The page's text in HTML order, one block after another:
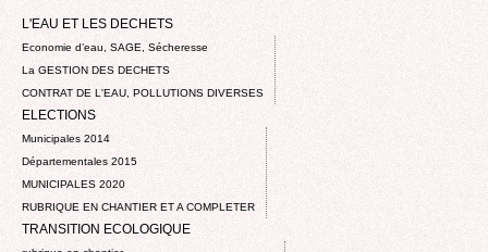
L'EAU ET LES DECHETS
Economie d’eau, SAGE, Sécheresse
La GESTION DES DECHETS
CONTRAT DE L'EAU, POLLUTIONS DIVERSES
ELECTIONS
Municipales 2014
Départementales 2015
MUNICIPALES 2020
RUBRIQUE EN CHANTIER ET A COMPLETER
TRANSITION ECOLOGIQUE